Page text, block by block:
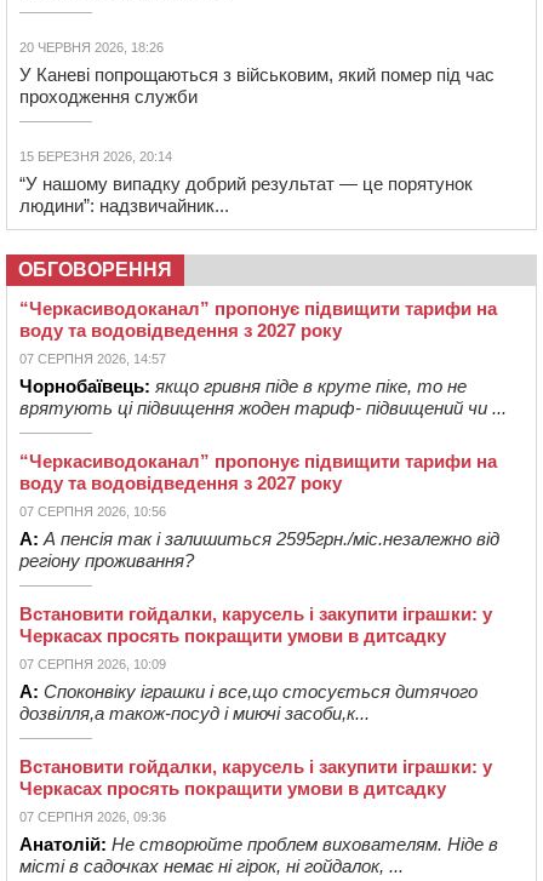
20 ЧЕРВНЯ 2026, 18:26
У Каневі попрощаються з військовим, який помер під час
проходження служби
15 БЕРЕЗНЯ 2026, 20:14
“У нашому випадку добрий результат — це порятунок
людини”: надзвичайник...
ОБГОВОРЕННЯ
“Черкасиводоканал” пропонує підвищити тарифи на
воду та водовідведення з 2027 року
07 СЕРПНЯ 2026, 14:57
Чорнобаївець: якщо гривня піде в круте піке, то не
врятують ці підвищення жоден тариф- підвищений чи ...
“Черкасиводоканал” пропонує підвищити тарифи на
воду та водовідведення з 2027 року
07 СЕРПНЯ 2026, 10:56
А: А пенсія так і залишиться 2595грн./міс.незалежно від
регіону проживання?
Встановити гойдалки, карусель і закупити іграшки: у
Черкасах просять покращити умови в дитсадку
07 СЕРПНЯ 2026, 10:09
А: Споконвіку іграшки і все,що стосується дитячого
дозвілля,а також-посуд і миючі засоби,к...
Встановити гойдалки, карусель і закупити іграшки: у
Черкасах просять покращити умови в дитсадку
07 СЕРПНЯ 2026, 09:36
Анатолій: Не створюйте проблем вихователям. Ніде в
місті в садочках немає ні гірок, ні гойдалок, ...